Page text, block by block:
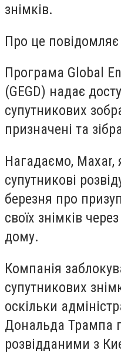
знімків.
Про це повідомляє
Програма Global
(GEGD) надає
супутникових
призначені та
Нагадаємо, Maxar,
супутникові
березня про
своїх знімків
дому.
Компанія
супутникових
оскільки
Дональда Трампа
розвідданими з